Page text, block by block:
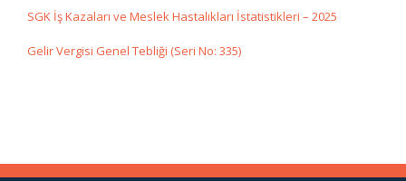
SGK İş Kazaları ve Meslek Hastalıkları İstatistikleri – 2025
Gelir Vergisi Genel Tebliği (Seri No: 335)